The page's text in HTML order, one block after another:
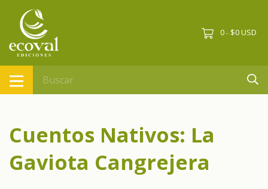
0 - $0 USD
Cuentos Nativos: La
Gaviota Cangrejera